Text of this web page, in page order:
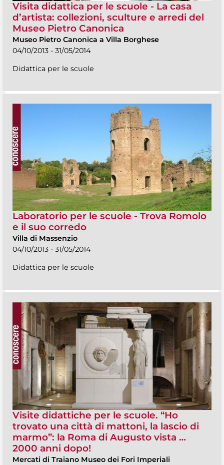
Visita didattica per le scuole - La casa
d’artista: collezioni, sculture e arredi del
Museo Pietro Canonica
Museo Pietro Canonica a Villa Borghese
04/10/2013 - 31/05/2014
Didattica per le scuole
Laboratorio per le scuole - Trova Romolo
e il suo corredo
Villa di Massenzio
04/10/2013 - 31/05/2014
Didattica per le scuole
Visite didattiche per le scuole. “Ho
trovato una città di mattoni, la lascio di
marmo”: la Roma di Augusto vista …
2000 anni dopo!
Mercati di Traiano Museo dei Fori Imperiali